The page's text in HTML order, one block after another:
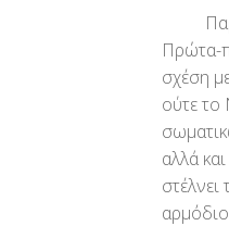
Πρώτα-
σχέση
ούτε το
αλλά